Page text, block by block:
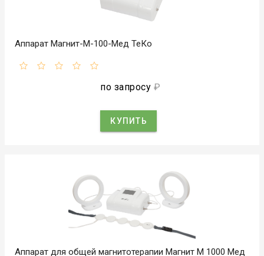
Аппарат Магнит-М-100-Мед ТеКо
по запросу ₽
КУПИТЬ
Аппарат для общей магнитотерапии Магнит М 1000 Мед